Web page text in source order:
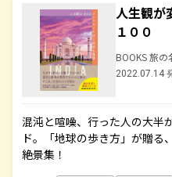
人生観が
１００
BOOKS 旅の
2022.07.14
混沌と喧噪、行った人の大半
ド。「地球の歩き方」が贈る
絶景集！